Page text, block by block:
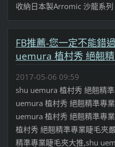
收納日本製Arromic 沙龍系
FB推薦-您一定不能錯
uemura 植村秀 絕翹
2017-05-06 09:59
shu uemura 植村秀 絕翹精
uemura 植村秀 絕翹精準專
uemura 植村秀 絕翹精準專
植村秀 絕翹精準專業睫毛夾
精準專業睫毛夾大推,shu